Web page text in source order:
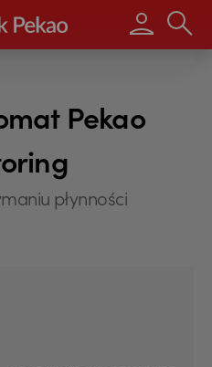
Wpisz
Pekao
płynności